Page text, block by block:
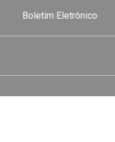
Boletim Eletrônico